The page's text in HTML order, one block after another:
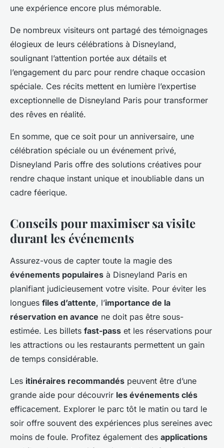
une expérience encore plus mémorable.
De nombreux visiteurs ont partagé des témoignages
élogieux de leurs célébrations à Disneyland,
soulignant l’attention portée aux détails et
l’engagement du parc pour rendre chaque occasion
spéciale. Ces récits mettent en lumière l’expertise
exceptionnelle de Disneyland Paris pour transformer
des rêves en réalité.
En somme, que ce soit pour un anniversaire, une
célébration spéciale ou un événement privé,
Disneyland Paris offre des solutions créatives pour
rendre chaque instant unique et inoubliable dans un
cadre féerique.
Conseils pour maximiser sa visite
durant les événements
Assurez-vous de capter toute la magie des
événements populaires à Disneyland Paris en
planifiant judicieusement votre visite. Pour éviter les
longues files d’attente, l’importance de la
réservation en avance ne doit pas être sous-
estimée. Les billets fast-pass et les réservations pour
les attractions ou les restaurants permettent un gain
de temps considérable.
Les itinéraires recommandés peuvent être d’une
grande aide pour découvrir les événements clés
efficacement. Explorer le parc tôt le matin ou tard le
soir offre souvent des expériences plus sereines avec
moins de foule. Profitez également des applications